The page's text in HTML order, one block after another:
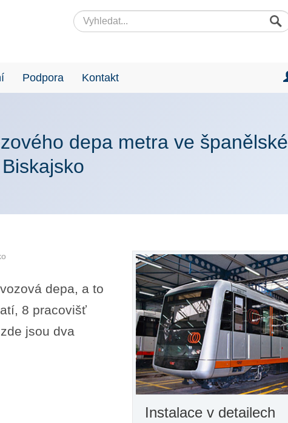
Podpora Kontakt
depa metra ve španělské
depa, a to
8 pracovišť
jsou dva
Instalace v detailech